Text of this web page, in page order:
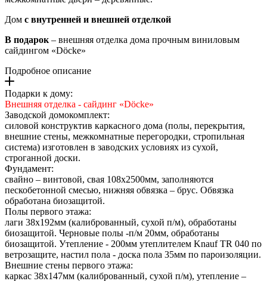
Дом с внутренней и внешней отделкой
В подарок– внешняя отделка дома прочным виниловым
сайдингом «Döcke»
Подробное описание
Подарки к дому:
Внешняя отделка - сайдинг «Döcke»
Заводской домокомплект:
силовой конструктив каркасного дома (полы, перекрытия,
внешние стены, межкомнатные перегородки, стропильная
система) изготовлен в заводских условиях из сухой,
строганной доски.
Фундамент:
свайно – винтовой, свая 108х2500мм, заполняются
пескобетонной смесью, нижняя обвязка – брус. Обвязка
обработана биозащитой.
Полы первого этажа:
лаги 38х192мм (калиброванный, сухой п/м), обработаны
биозащитой. Черновые полы -п/м 20мм, обработаны
биозащитой. Утепление - 200мм утеплителем Knauf TR 040 по
ветрозащите, настил пола - доска пола 35мм по пароизоляции.
Внешние стены первого этажа:
каркас 38х147мм (калиброванный, сухой п/м), утепление –